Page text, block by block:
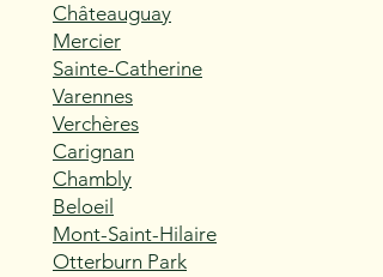
Châteauguay
Mercier
Sainte-Catherine
Varennes
Verchères
Carignan
Chambly
Beloeil
Mont-Saint-Hilaire
Otterburn Park